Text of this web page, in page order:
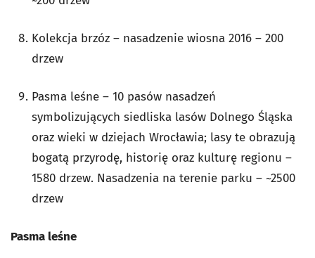
Kolekcja brzóz – nasadzenie wiosna 2016 – 200
drzew
Pasma leśne – 10 pasów nasadzeń
symbolizujących siedliska lasów Dolnego Śląska
oraz wieki w dziejach Wrocławia; lasy te obrazują
bogatą przyrodę, historię oraz kulturę regionu –
1580 drzew. Nasadzenia na terenie parku – ~2500
drzew
Pasma leśne